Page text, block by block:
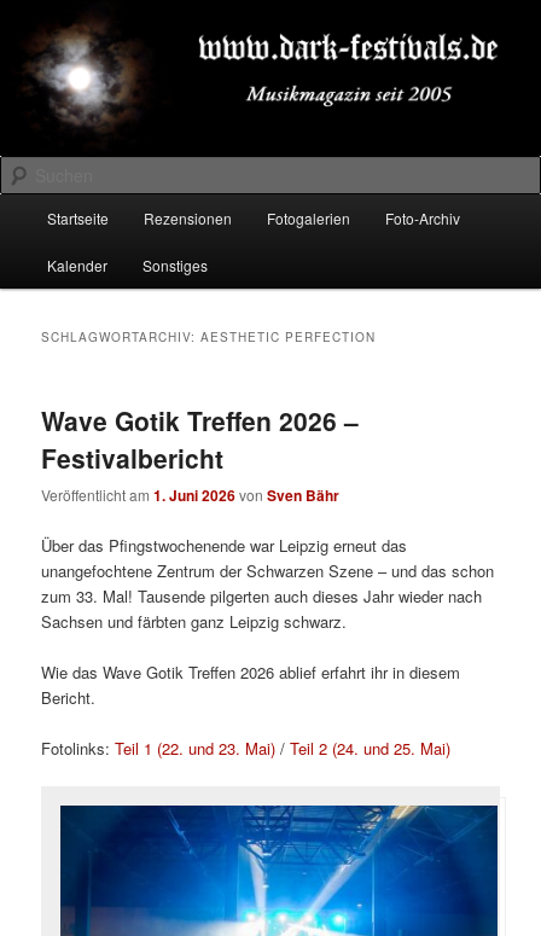
primären
Inhalt
springen
sekundären
Inhalt
springenDARK-FESTIVALS.DE
Suchen
Startseite Rezensionen Fotogalerien Foto-Archiv
Kalender Sonstiges
SCHLAGWORTARCHIV:AESTHETIC PERFECTION
Wave Gotik Treffen 2026 –
Festivalbericht
Veröffentlicht am1. Juni 2026vonSven Bähr
Über das Pfingstwochenende war Leipzig erneut das
unangefochtene Zentrum der Schwarzen Szene – und das schon
zum 33. Mal! Tausende pilgerten auch dieses Jahr wieder nach
Sachsen und färbten ganz Leipzig schwarz.
Wie das Wave Gotik Treffen 2026 ablief erfahrt ihr in diesem
Bericht.
Fotolinks:Teil 1 (22. und 23. Mai) /Teil 2 (24. und 25. Mai)